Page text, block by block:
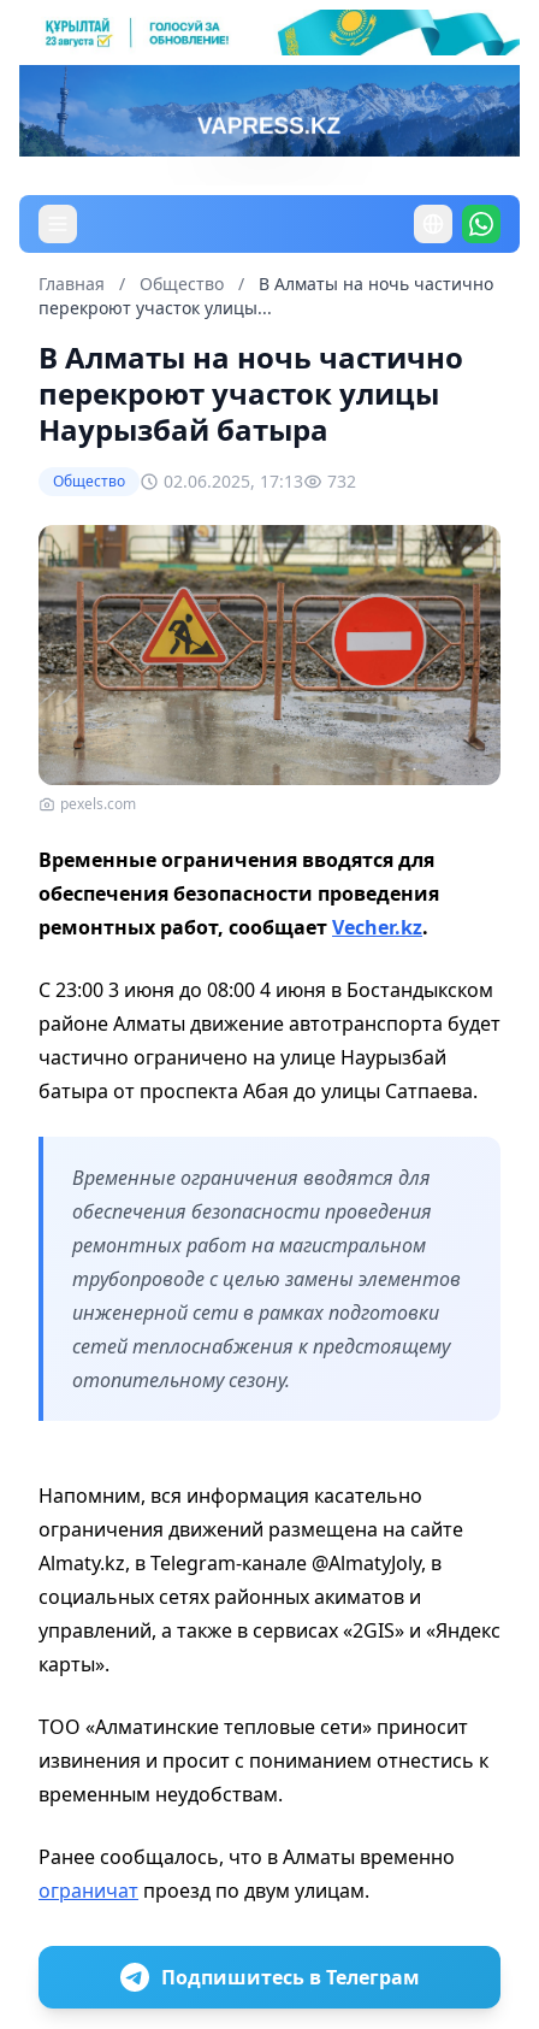
Главная / Общество /
В Алматы на ночь частично
перекроют участок улицы...
В Алматы на ночь частично
перекроют участок улицы
Наурызбай батыра
Общество 02.06.2025, 17:13 732
pexels.com
Временные ограничения вводятся для
обеспечения безопасности проведения
ремонтных работ, сообщаетVecher.kz.
С 23:00 3 июня до 08:00 4 июня в Бостандыкском
районе Алматы движение автотранспорта будет
частично ограничено на улице Наурызбай
батыра от проспекта Абая до улицы Сатпаева.
Временные ограничения вводятся для
обеспечения безопасности проведения
ремонтных работ на магистральном
трубопроводе с целью замены элементов
инженерной сети в рамках подготовки
сетей теплоснабжения к предстоящему
отопительному сезону.
Напомним, вся информация касательно
ограничения движений размещена на сайте
Almaty.kz, в Telegram-канале @AlmatyJoly, в
социальных сетях районных акиматов и
управлений, а также в сервисах «2GIS» и «Яндекс
карты».
ТОО «Алматинские тепловые сети» приносит
извинения и просит с пониманием отнестись к
временным неудобствам.
Ранее сообщалось, что в Алматы временно
ограничат проезд по двум улицам.
Подпишитесь в Телеграм